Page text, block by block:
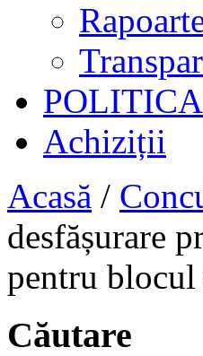
Achiziții
Acasă /
desfășurare
pentru
Căutare